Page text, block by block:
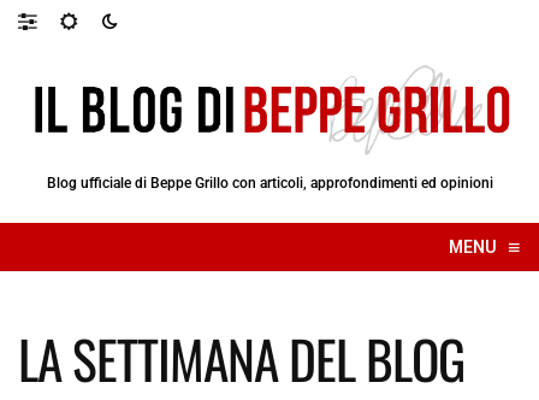
Blog ufficiale di Beppe Grillo con articoli, approfondimenti ed opinioni
MENU ≡
☰
LA SETTIMANA DEL BLOG